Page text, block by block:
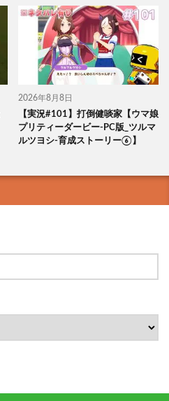
2026年8月8日
【実況#101】打倒健啖家【ウマ娘
プリティーダービー-PC版_ツルマ
ルツヨシ-育成ストーリー⑥】